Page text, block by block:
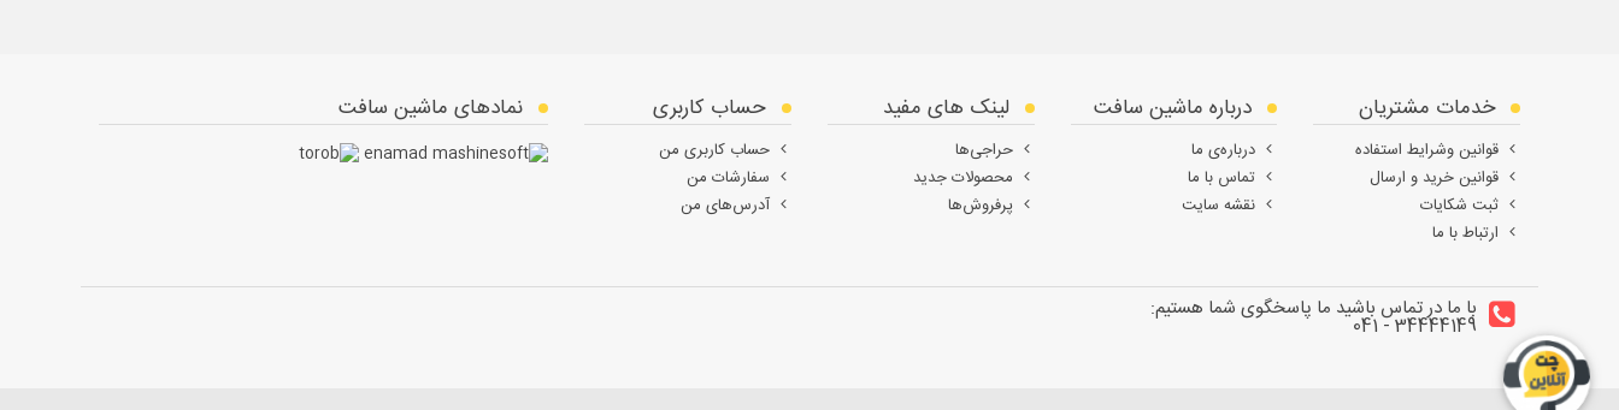
خدمات مشتریان
قوانین وشرایط استفاده
قوانین خرید و ارسال
ثبت شکایات
ارتباط با ما
درباره ماشین سافت
درباره‌ی ما
تماس با ما
نقشه سایت
لینک های مفید
حراجی‌ها
محصولات جدید
پرفروش‌ها
حساب کاربری
حساب کاربری من
سفارشات من
آدرس‌های من
نمادهای ماشین سافت
با ما در تماس باشید ما پاسخگوی شما هستیم:
34444149 - 041